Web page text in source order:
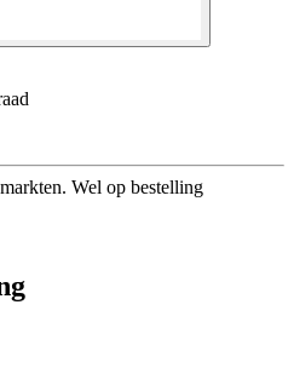
Wel op bestelling